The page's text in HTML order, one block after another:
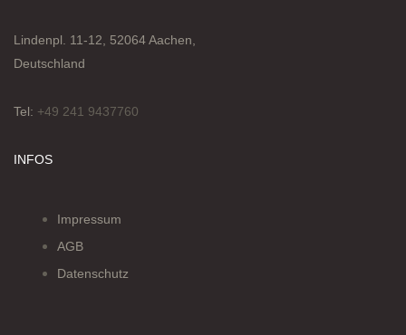
Lindenpl. 11-12, 52064 Aachen,
Deutschland
Tel: +49 241 9437760
INFOS
Impressum
AGB
Datenschutz